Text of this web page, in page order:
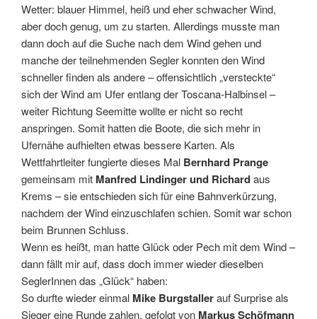
Wetter: blauer Himmel, heiß und eher schwacher Wind,
aber doch genug, um zu starten. Allerdings musste man
dann doch auf die Suche nach dem Wind gehen und
manche der teilnehmenden Segler konnten den Wind
schneller finden als andere – offensichtlich „versteckte“
sich der Wind am Ufer entlang der Toscana-Halbinsel –
weiter Richtung Seemitte wollte er nicht so recht
anspringen. Somit hatten die Boote, die sich mehr in
Ufernähe aufhielten etwas bessere Karten. Als
Wettfahrtleiter fungierte dieses Mal Bernhard Prange
gemeinsam mit Manfred Lindinger und Richardaus
Krems – sie entschieden sich für eine Bahnverkürzung,
nachdem der Wind einzuschlafen schien. Somit war schon
beim Brunnen Schluss.
Wenn es heißt, man hatte Glück oder Pech mit dem Wind –
dann fällt mir auf, dass doch immer wieder dieselben
SeglerInnen das „Glück“ haben:
So durfte wieder einmal Mike Burgstallerauf Surprise als
Sieger eine Runde zahlen, gefolgt von Markus Schöfmann